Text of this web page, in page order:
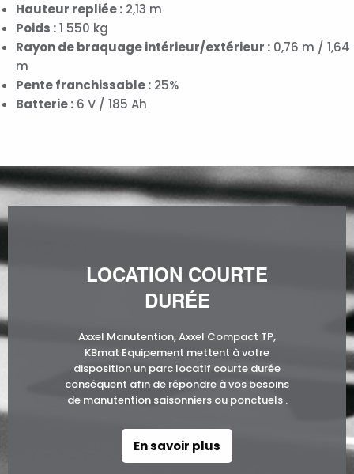
Hauteur repliée : 2,13 m
Poids :1 550 kg
Rayon de braquage intérieur/extérieur : 0,76 m / 1,64
m
Pente franchissable : 25%
Batterie : 6 V / 185 Ah
LOCATION COURTE
DURÉE
Axxel Manutention, Axxel Compact TP,
KBmat Equipement mettent à votre
disposition un parc locatif courte durée
conséquent afin de répondre à vos besoins
de manutention saisonniers ou ponctuels .
En savoir plus